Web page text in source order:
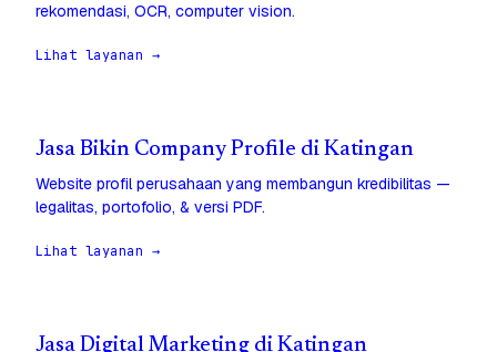
rekomendasi, OCR, computer vision.
Lihat layanan →
Jasa Bikin Company Profile di Katingan
Website profil perusahaan yang membangun kredibilitas —
legalitas, portofolio, & versi PDF.
Lihat layanan →
Jasa Digital Marketing di Katingan